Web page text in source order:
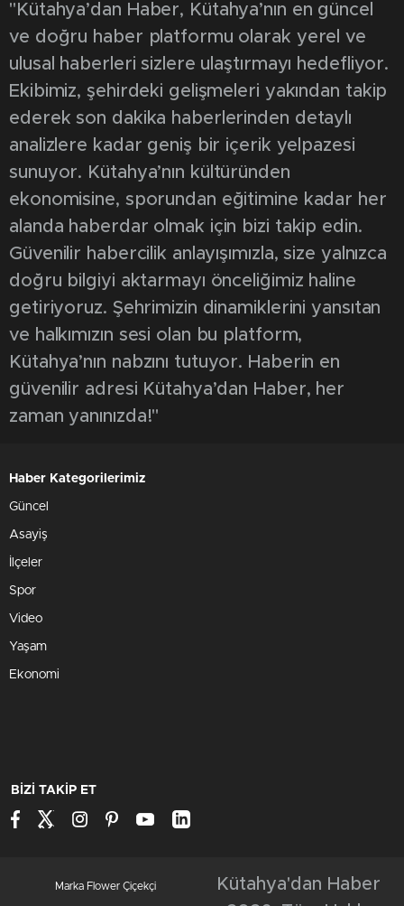
"Kütahya’dan Haber, Kütahya’nın en güncel
ve doğru haber platformu olarak yerel ve
ulusal haberleri sizlere ulaştırmayı hedefliyor.
Ekibimiz, şehirdeki gelişmeleri yakından takip
ederek son dakika haberlerinden detaylı
analizlere kadar geniş bir içerik yelpazesi
sunuyor. Kütahya’nın kültüründen
ekonomisine, sporundan eğitimine kadar her
alanda haberdar olmak için bizi takip edin.
Güvenilir habercilik anlayışımızla, size yalnızca
doğru bilgiyi aktarmayı önceliğimiz haline
getiriyoruz. Şehrimizin dinamiklerini yansıtan
ve halkımızın sesi olan bu platform,
Kütahya’nın nabzını tutuyor. Haberin en
güvenilir adresi Kütahya’dan Haber, her
zaman yanınızda!"
Haber Kategorilerimiz
Güncel
Asayiş
İlçeler
Spor
Video
Yaşam
Ekonomi
BİZİ TAKİP ET
Marka Flower Çiçekçi
Kütahya'dan Haber